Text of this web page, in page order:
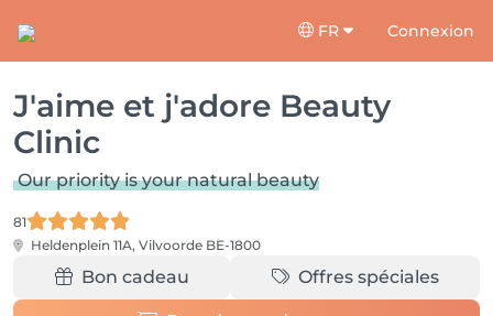
FR Connexion
J'aime et j'adore Beauty
Clinic
Our priority is your natural beauty
81
Heldenplein 11A, Vilvoorde BE-1800
Bon cadeau Offres spéciales